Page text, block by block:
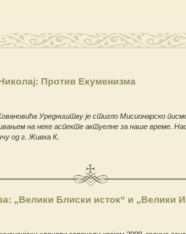
Против Екуменизма
Уредништву је стигло Мисионарско
на неке аспекте актуелне за наше време.
од г. Живка К.
„Велики Блиски исток“ и „Велики